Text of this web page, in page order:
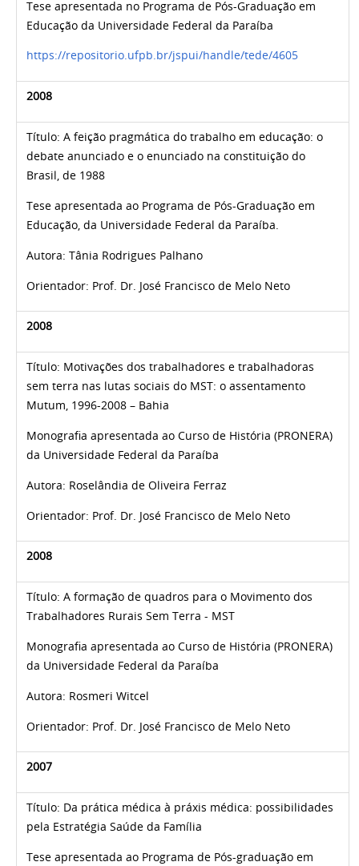
Tese apresentada no Programa de Pós-Graduação em
Educação da Universidade Federal da Paraíba
https://repositorio.ufpb.br/jspui/handle/tede/4605
2008
Título:A feição pragmática do trabalho em educação: o
debate anunciado e o enunciado na constituição do
Brasil, de 1988
Tese apresentada ao Programa de Pós-Graduação em
Educação, da Universidade Federal da Paraíba.
Autora:Tânia Rodrigues Palhano
Orientador: Prof. Dr. José Francisco de Melo Neto
2008
Título: Motivações dos trabalhadores e trabalhadoras
sem terra nas lutas sociais do MST: o assentamento
Mutum, 1996-2008 – Bahia
Monografia apresentada ao Curso de História (PRONERA)
da Universidade Federal da Paraíba
Autora: Roselândia de Oliveira Ferraz
Orientador: Prof. Dr. José Francisco de Melo Neto
2008
Título: A formação de quadros para o Movimento dos
Trabalhadores Rurais Sem Terra - MST
Monografia apresentada ao Curso de História (PRONERA)
da Universidade Federal da Paraíba
Autora: Rosmeri Witcel
Orientador: Prof. Dr. José Francisco de Melo Neto
2007
Título: Da prática médica à práxis médica: possibilidades
pela Estratégia Saúde da Família
Tese apresentada ao Programa de Pós-graduação em